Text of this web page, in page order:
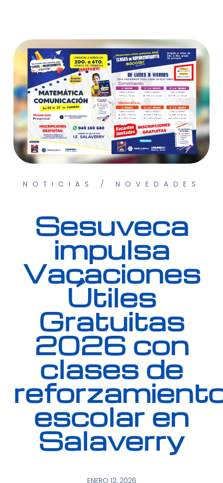
NOTICIAS / NOVEDADES
Sesuveca
impulsa
Vacaciones
Útiles
Gratuitas
2026 con
clases de
escolar en
Salaverry
ENERO 12, 2026